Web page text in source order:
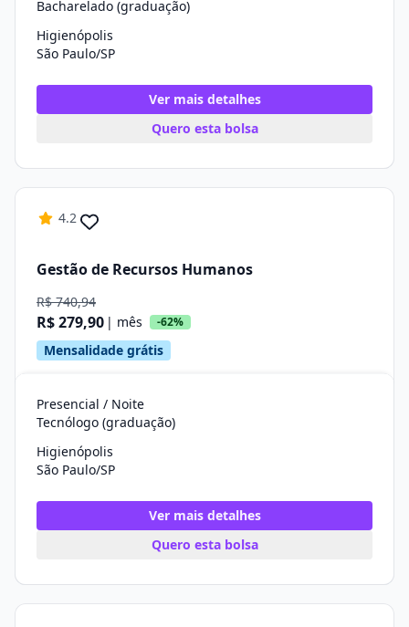
Bacharelado (graduação)
Higienópolis
São Paulo/SP
Ver mais detalhes
Quero esta bolsa
4.2
Gestão de Recursos Humanos
R$ 740,94
R$ 279,90 | mês -62%
Mensalidade grátis
Presencial / Noite
Tecnólogo (graduação)
Higienópolis
São Paulo/SP
Ver mais detalhes
Quero esta bolsa